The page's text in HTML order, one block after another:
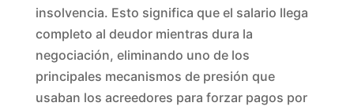
insolvencia. Esto significa que el salario llega
completo al deudor mientras dura la
negociación, eliminando uno de los
principales mecanismos de presión que
usaban los acreedores para forzar pagos por